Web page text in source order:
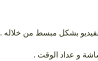
بشكل مبسط من خلاله .
و عداد الوقت .